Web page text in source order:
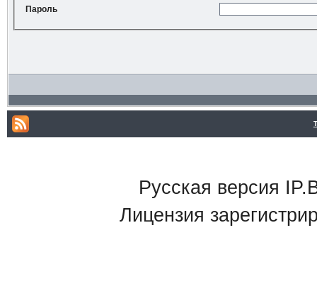
Пароль
Русская версия
Лицензия